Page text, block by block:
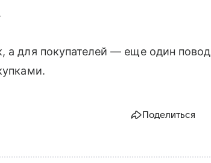
а для покупателей — еще один повод
Поделиться